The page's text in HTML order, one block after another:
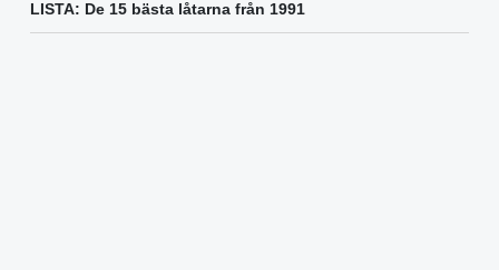
LISTA: De 15 bästa låtarna från 1991